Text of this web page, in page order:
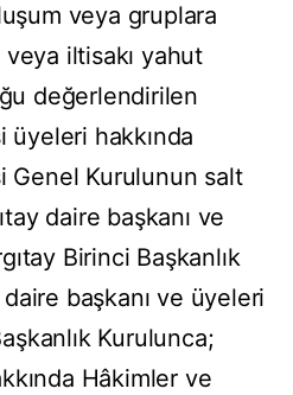
veya gruplara
iltisakı yahut
değerlendirilen
üyeleri hakkında
Genel Kurulunun salt
daire başkanı ve
Birinci Başkanlık
başkanı ve üyeleri
Kurulunca;
Hâkimler ve